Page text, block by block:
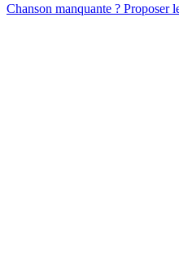
Chanson manquante ? Proposer